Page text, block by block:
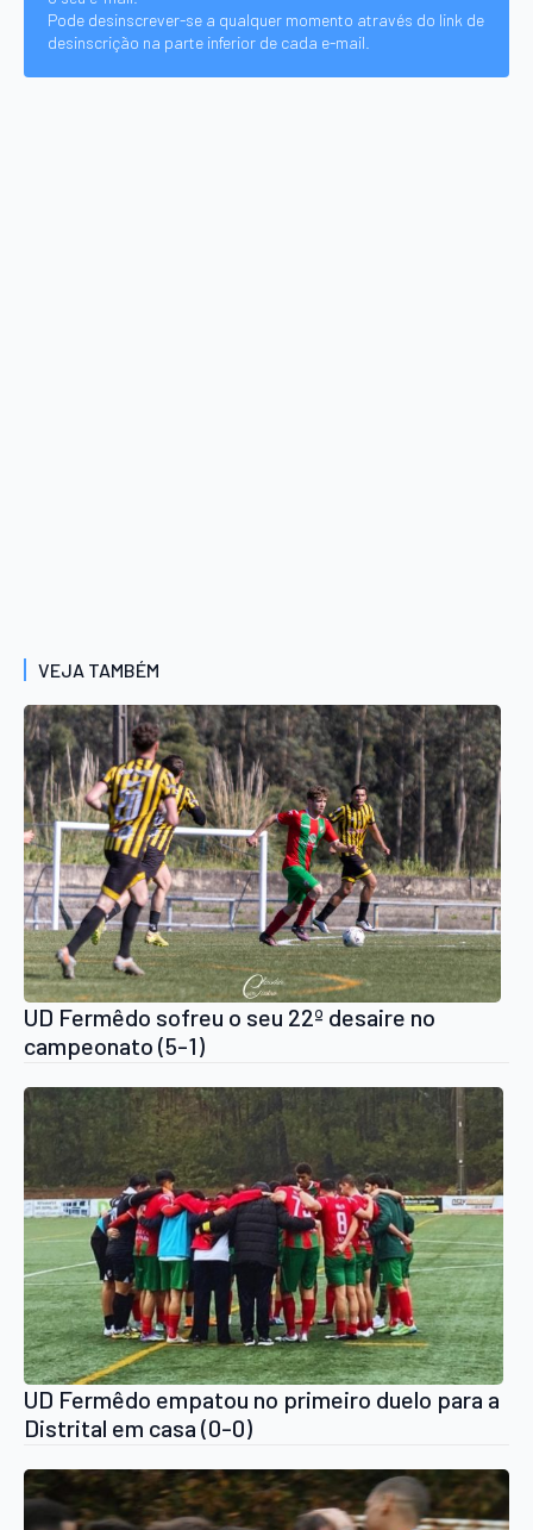
Pode desinscrever-se a qualquer momento através do link de
desinscrição na parte inferior de cada e-mail.
VEJA TAMBÉM
UD Fermêdo sofreu o seu 22º desaire no
campeonato (5-1)
UD Fermêdo empatou no primeiro duelo para a
Distrital em casa (0-0)